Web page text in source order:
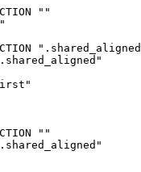
""
".shared_aligned"
""
".shared_aligned"